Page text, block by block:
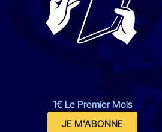
1€ Le Premier Mois
JE M'ABONNE